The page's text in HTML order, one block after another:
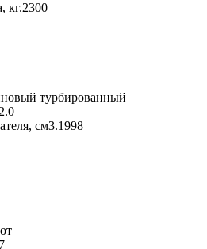
кг.2300
турбированный
см3.1998
7